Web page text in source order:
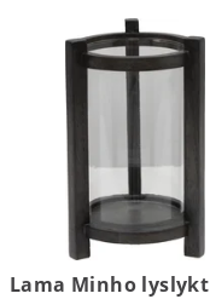
Lama Minho lyslykt